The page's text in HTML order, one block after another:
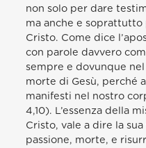
non solo per dare
ma anche e
Cristo. Come dice
con parole davvero
sempre e dovunque
morte di Gesù, perché
manifesti nel nostro
4,10). L’essenza della
Cristo, vale a dire la sua
passione, morte, e